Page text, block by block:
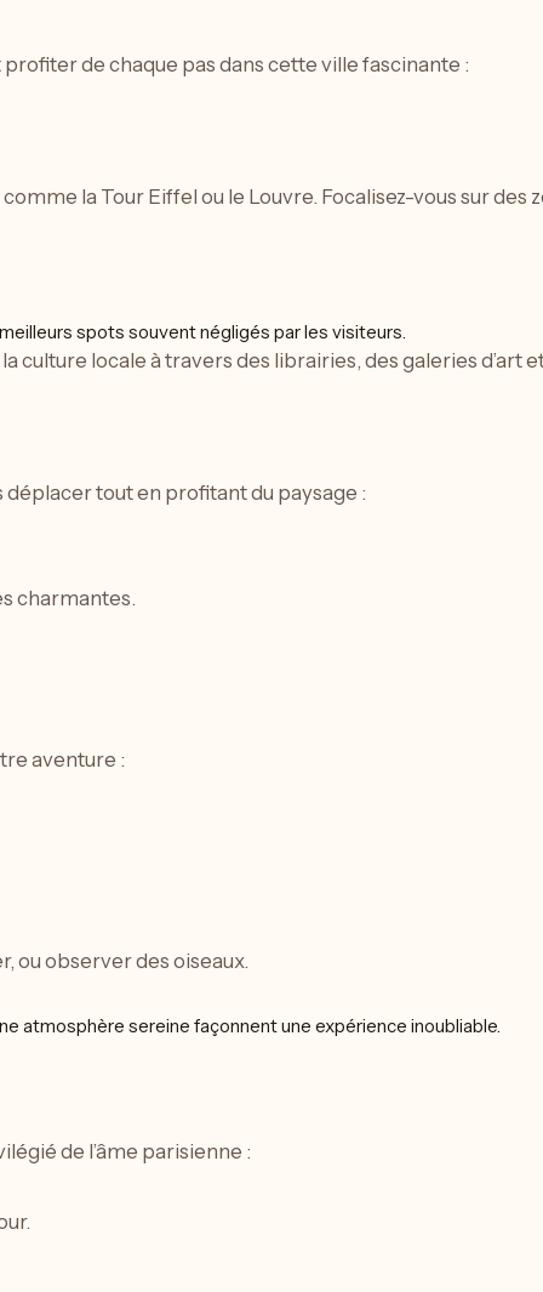
de chaque pas dans cette ville fascinante :
la Tour Eiffel ou le Louvre. Focalisez-vous sur
spots souvent négligés par les visiteurs.
culture locale à travers des librairies, des galeries d’art
déplacer tout en profitant du paysage :
charmantes.
aventure :
ou observer des oiseaux.
atmosphère sereine façonnent une expérience inoubliable.
de l’âme parisienne :